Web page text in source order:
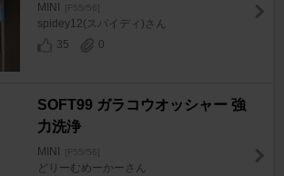
MINI [F55/56]
spidey12(スパイディ)さん
35
0
SOFT99 ガラコウオッシャー 強
力洗浄
MINI [F55/56]
どりーむめーかーさん